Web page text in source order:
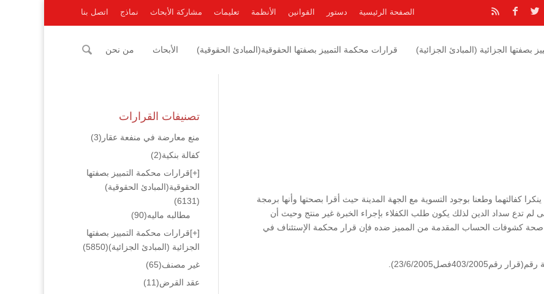
الصفحة الرئيسية دستور القوانين الأنظمة تعليمات مشاركة الأبحاث نماذج اتصل بنا
بصفتها الجزائية (المبادئ الجزائية) قرارات محكمة التمييز بصفتها الحقوقية(المبادئ الحقوقية) الأبحاث من نحن
كفالتهما وطعنا بوجود التسوية مع الجهة المدينة حيث أقرا بصحتها وأنها برمجة
لم تدع سداد الدين لذلك يكون طلب الكفلاء بإجراء الخبرة غير منتج وحيث أن
صحة كشوفات الحساب المقدمة من المميز ضده فإن قرار محكمة الإستئناف في
2005فصل23/6/2005).
تصنيفات القرارات
منع معارضة في منفعة عقار (3)
كفالة بنكية(2)
[+]قرارات محكمة التمييز بصفتها
الحقوقية(المبادئ الحقوقية)
(6131)
مطالبه ماليه(90)
[+]قرارات محكمة التمييز بصفتها
الجزائية (المبادئ الجزائية)(5850)
غير مصنف(65)
عقد القرض(11)